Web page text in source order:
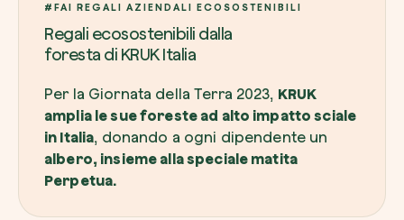
#FAI REGALI AZIENDALI ECOSOSTENIBILI
Regali ecosostenibili dalla
foresta di KRUK Italia
Per la Giornata della Terra 2023, KRUK
amplia le sue forestead alto impatto sciale
in Italia, donando a ogni dipendente un
albero, insieme alla speciale matita
Perpetua.